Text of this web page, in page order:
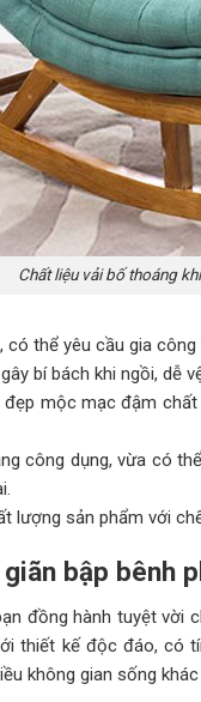
Chất liệu vải bố thoáng
thể yêu cầu gia
bí bách khi ngồi, dễ
mộc mạc đậm
công dụng, vừa có
lượng sản phẩm với
bập bênh
đồng hành tuyệt vời
thiết kế độc đáo, có
không gian sống khác